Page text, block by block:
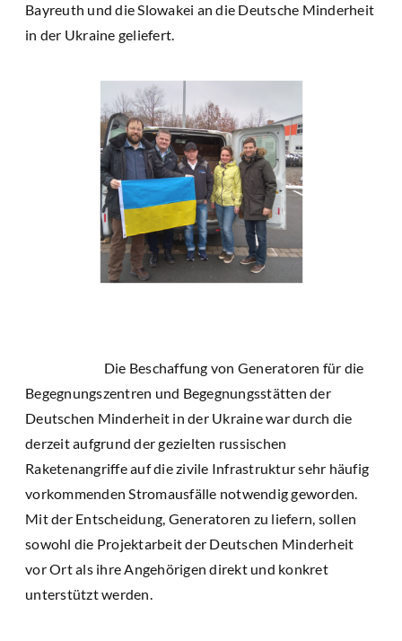
Bayreuth und die Slowakei an die Deutsche Minderheit
in der Ukraine geliefert.
Die Beschaffung von Generatoren für die
Begegnungszentren und Begegnungsstätten der
Deutschen Minderheit in der Ukraine war durch die
derzeit aufgrund der gezielten russischen
Raketenangriffe auf die zivile Infrastruktur sehr häufig
vorkommenden Stromausfälle notwendig geworden.
Mit der Entscheidung, Generatoren zu liefern, sollen
sowohl die Projektarbeit der Deutschen Minderheit
vor Ort als ihre Angehörigen direkt und konkret
unterstützt werden.